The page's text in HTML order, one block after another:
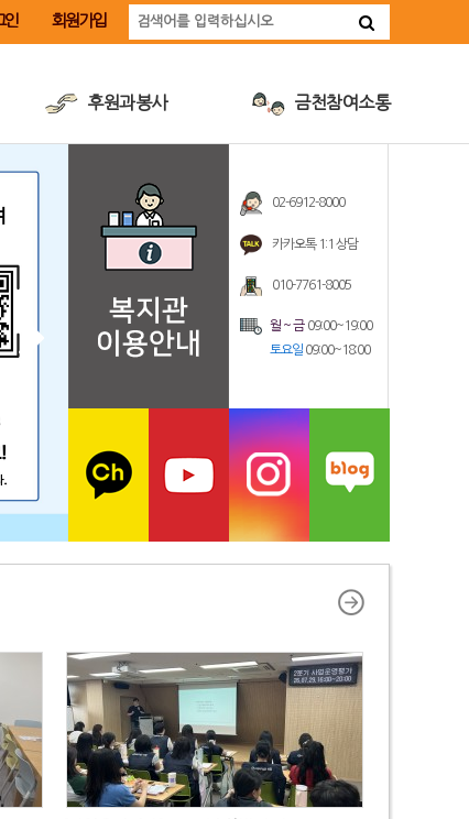
인 회원가입
후원과봉사
자원봉사안내
금천참여소통
장애인식개선교육
인재채용
02-6912-8000
카카오톡 1:1 상담
010-7761-8005
월~금 09:00~19:00
토요일 09:00~18:00